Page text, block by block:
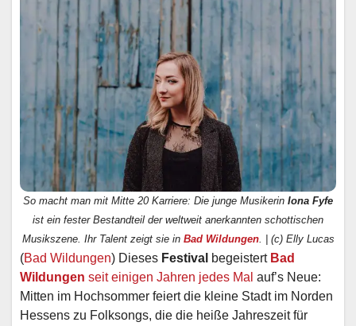
So macht man mit Mitte 20 Karriere: Die junge Musikerin Iona Fyfe
ist ein fester Bestandteil der weltweit anerkannten schottischen
Musikszene. Ihr Talent zeigt sie in Bad Wildungen. | (c) Elly Lucas
(Bad Wildungen) Dieses Festival begeistert Bad
Wildungen seit einigen Jahren jedes Mal auf’s Neue:
Mitten im Hochsommer feiert die kleine Stadt im Norden
Hessens zu Folksongs, die die heiße Jahreszeit für